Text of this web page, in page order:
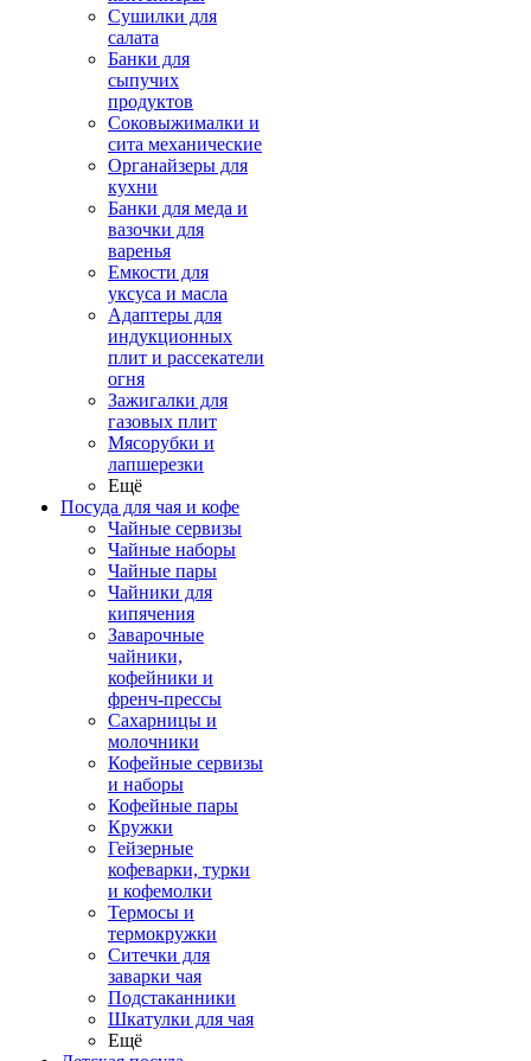
Сушилки для
салата
Банки для
сыпучих
продуктов
Соковыжималки и
сита механические
Органайзеры для
кухни
Банки для меда и
вазочки для
варенья
Емкости для
уксуса и масла
Адаптеры для
индукционных
плит и рассекатели
огня
Зажигалки для
газовых плит
Мясорубки и
лапшерезки
Ещё
Посуда для чая и кофе
Чайные сервизы
Чайные наборы
Чайные пары
Чайники для
кипячения
Заварочные
чайники,
кофейники и
френч-прессы
Сахарницы и
молочники
Кофейные сервизы
и наборы
Кофейные пары
Кружки
Гейзерные
кофеварки, турки
и кофемолки
Термосы и
термокружки
Ситечки для
заварки чая
Подстаканники
Шкатулки для чая
Ещё